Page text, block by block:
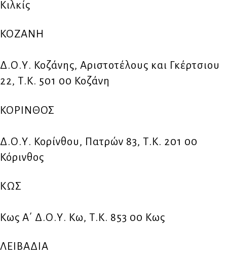
Κιλκίς
ΚΟΖΑΝΗ
Δ.Ο.Υ. Κοζάνης, Αριστοτέλους και Γκέρτσιου
22, Τ.Κ. 501 00 Κοζάνη
ΚΟΡΙΝΘΟΣ
Δ.Ο.Υ. Κορίνθου, Πατρών 83, Τ.Κ. 201 00
Κόρινθος
ΚΩΣ
Κως Α΄ Δ.Ο.Υ. Κω, Τ.Κ. 853 00 Κως
ΛΕΙΒΑΔΙΑ